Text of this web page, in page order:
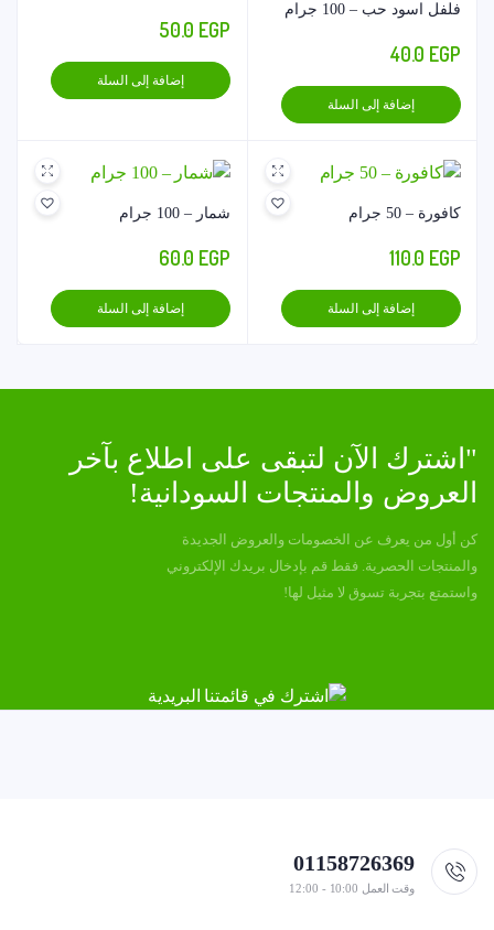
فلفل اسود حب – 100 جرام
40.0 EGP
إضافة إلى السلة
50.0 EGP
إضافة إلى السلة
كافورة – 50 جرام
110.0 EGP
إضافة إلى السلة
شمار – 100 جرام
60.0 EGP
إضافة إلى السلة
"اشترك الآن لتبقى على اطلاع بآخر
العروض والمنتجات السودانية!
كن أول من يعرف عن الخصومات والعروض الجديدة
والمنتجات الحصرية. فقط قم بإدخال بريدك الإلكتروني
واستمتع بتجربة تسوق لا مثيل لها!
01158726369
وقت العمل 10:00 - 12:00